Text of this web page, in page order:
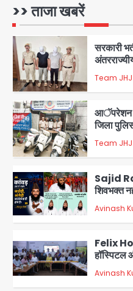
>> ताजा खबरें
1
2
सरकारी
समेत 7
Team JHJ
3
आॅपरेशन
जिला
Team JHJ
4
Sajid
शिवभक्त
कांवड़ियों
कराई FIR,
Avinash
5
Felix
हॉस्पिटल
सिर्फ 30
डॉक्टर
Avinash